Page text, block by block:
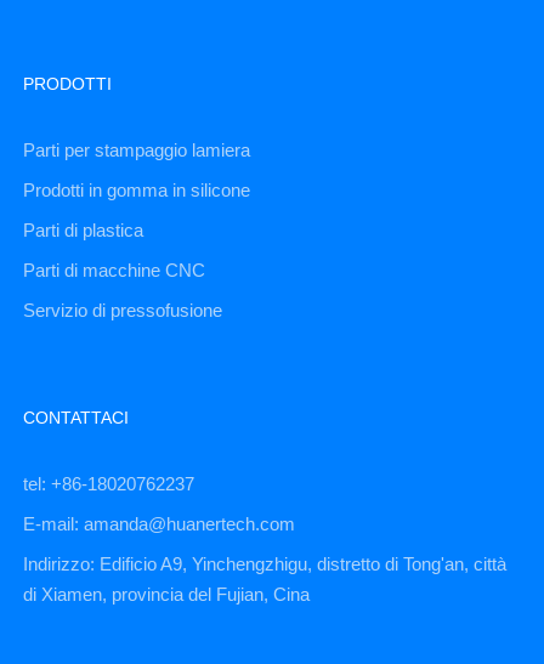
PRODOTTI
Parti per stampaggio lamiera
Prodotti in gomma in silicone
Parti di plastica
Parti di macchine CNC
Servizio di pressofusione
CONTATTACI
tel: +86-18020762237
E-mail: amanda@huanertech.com
Indirizzo: Edificio A9, Yinchengzhigu, distretto di Tong'an, città
di Xiamen, provincia del Fujian, Cina